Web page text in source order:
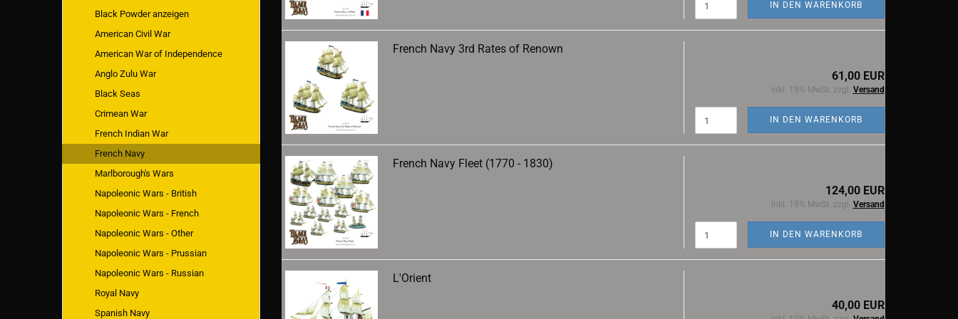
IN DEN WARENKORB
French Navy 3rd Rates of Renown
61,00 EUR
inkl. 19% MwSt. zzgl. Versand
IN DEN WARENKORB
French Navy Fleet (1770 - 1830)
124,00 EUR
inkl. 19% MwSt. zzgl. Versand
IN DEN WARENKORB
L'Orient
40,00 EUR
Black Powder anzeigen
American Civil War
American War of Independence
Anglo Zulu War
Black Seas
Crimean War
French Indian War
French Navy
Marlborough's Wars
Napoleonic Wars - British
Napoleonic Wars - French
Napoleonic Wars - Other
Napoleonic Wars - Prussian
Napoleonic Wars - Russian
Royal Navy
Spanish Navy